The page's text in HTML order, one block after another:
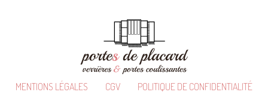
MENTIONS LÉGALES CGV
POLITIQUE DE CONFIDENTIALITÉ